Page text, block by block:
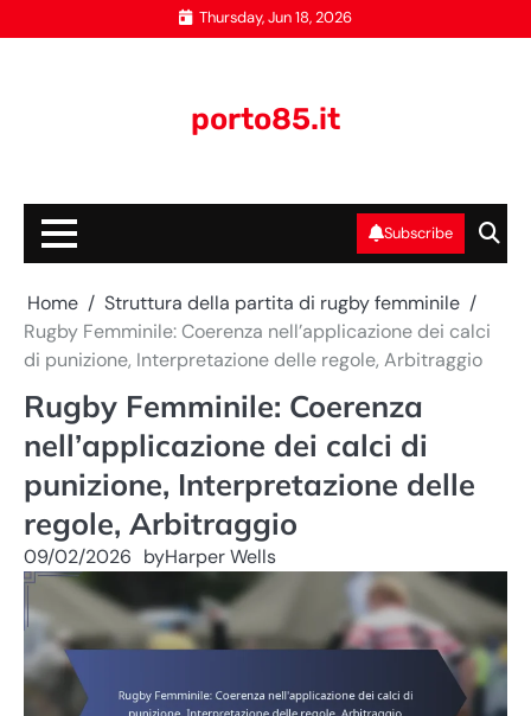
to
Thursday, Jun 18, 2026
porto85.it
Subscribe
Home
Struttura della partita di rugby femminile
Rugby Femminile: Coerenza nell’applicazione dei calci
di punizione, Interpretazione delle regole, Arbitraggio
Rugby Femminile: Coerenza
nell’applicazione dei calci di
punizione, Interpretazione delle
regole, Arbitraggio
09/02/2026 byHarper Wells